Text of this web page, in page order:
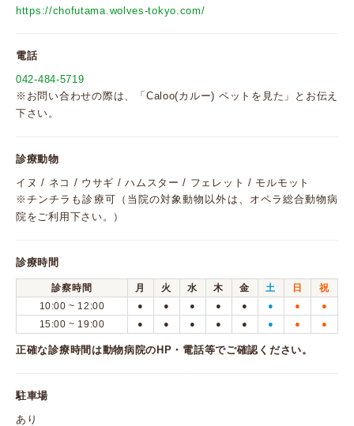
https://chofutama.wolves-tokyo.com/
電話
042-484-5719
※お問い合わせの際は、「Caloo(カルー) ペットを見た」とお伝え
下さい。
診療動物
イヌ / ネコ / ウサギ / ハムスター / フェレット / モルモット
※チンチラも診療可（当院の対象動物以外は、オペラ総合動物病
院をご利用下さい。）
診療時間
診察時間 月 火 水 木 金 土 日
祝
10:00 ~ 12:00
● ● ● ● ● ● ● ●
15:00 ~ 19:00 ● ● ● ● ● ● ● ●
正確な診療時間は動物病院のHP・電話等でご確認ください。
駐車場
あり